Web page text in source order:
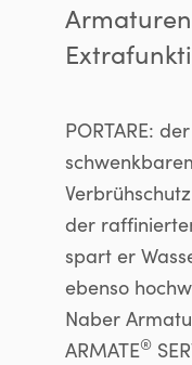
PORTARE:
der
spart er
ebenso
Naber
ARMATE®